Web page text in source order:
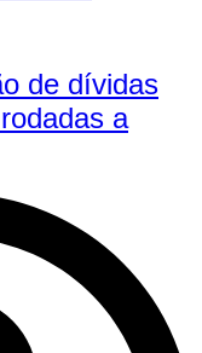
de dívidas
a